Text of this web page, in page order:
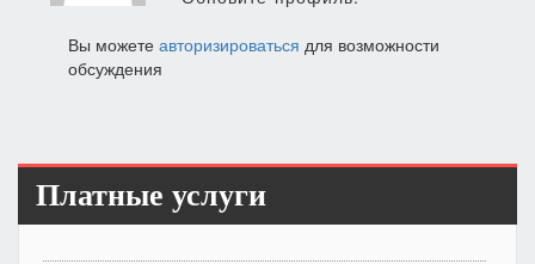
Вы можете авторизироваться для возможности
обсуждения
Платные услуги